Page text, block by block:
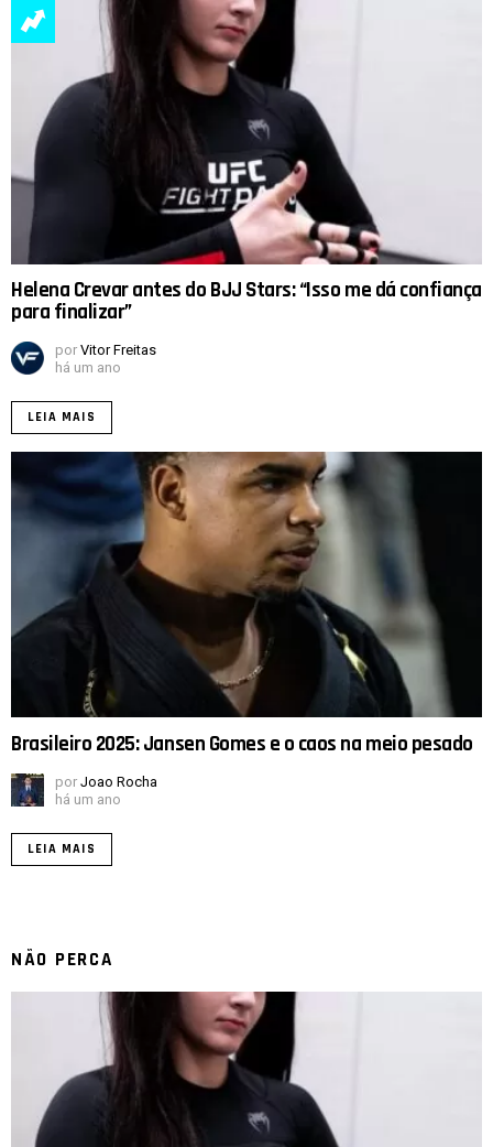
Helena Crevar antes do BJJ Stars: “Isso me dá confiança
para finalizar”
por Vitor Freitas
há um ano
LEIA MAIS
Brasileiro 2025: Jansen Gomes e o caos na meio pesado
por Joao Rocha
há um ano
LEIA MAIS
NÃO PERCA